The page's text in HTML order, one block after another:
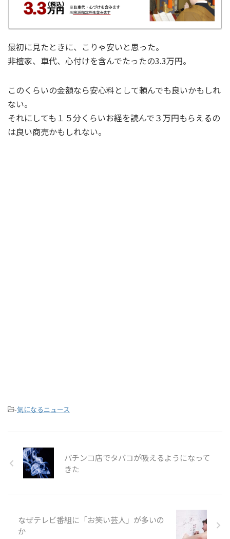
最初に見たときに、こりゃ安いと思った。
非檀家、車代、心付けを含んでたったの3.3万円。
このくらいの金額なら安心料として頼んでも良いかもしれ
ない。
それにしても１５分くらいお経を読んで３万円もらえるの
は良い商売かもしれない。
-気になるニュース
パチンコ店でタバコが吸えるようになって
きた
なぜテレビ番組に「お笑い芸人」が多いの
か